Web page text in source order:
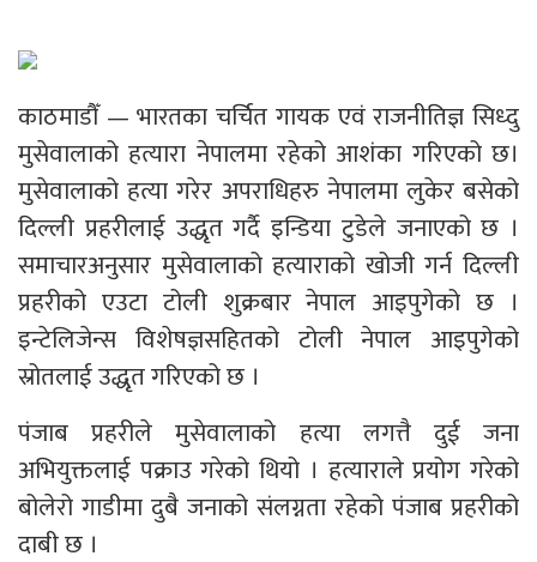
काठमाडौँ — भारतका चर्चित गायक एवं राजनीतिज्ञ सिध्दु
मुसेवालाको हत्यारा नेपालमा रहेको आशंका गरिएको छ।
मुसेवालाको हत्या गरेर अपराधिहरु नेपालमा लुकेर बसेको
दिल्ली प्रहरीलाई उद्धृत गर्दै इन्डिया टुडेले जनाएको छ ।
समाचारअनुसार मुसेवालाको हत्याराको खोजी गर्न दिल्ली
प्रहरीको एउटा टोली शुक्रबार नेपाल आइपुगेको छ ।
इन्टेलिजेन्स विशेषज्ञसहितको टोली नेपाल आइपुगेको
स्रोतलाई उद्धृत गरिएको छ ।
पंजाब प्रहरीले मुसेवालाको हत्या लगत्तै दुई जना
अभियुक्तलाई पक्राउ गरेको थियो । हत्याराले प्रयोग गरेको
बोलेरो गाडीमा दुबै जनाको संलग्नता रहेको पंजाब प्रहरीको
दाबी छ ।